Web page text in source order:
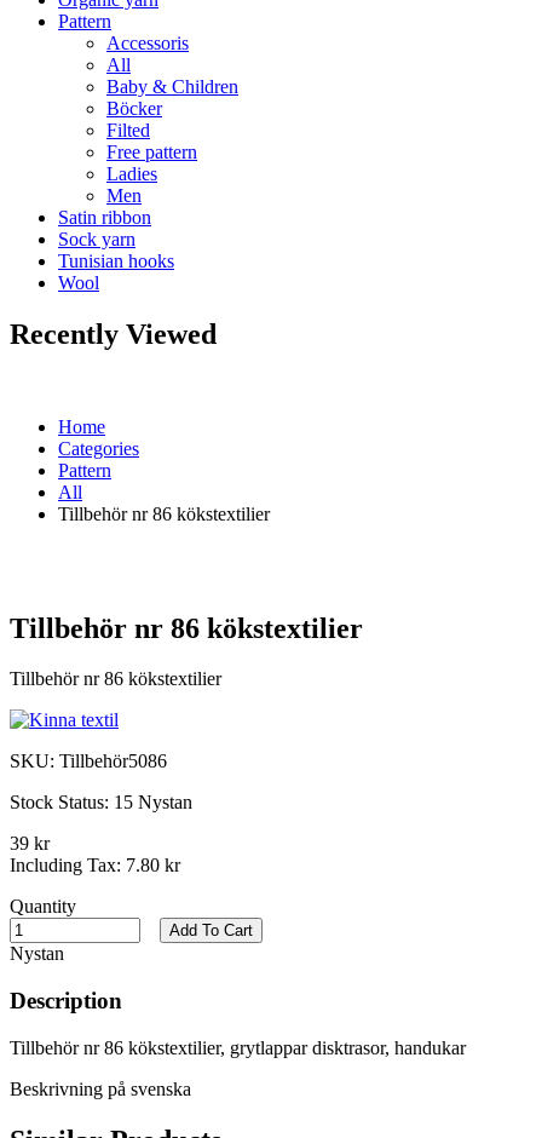
Pattern
Accessoris
All
Baby & Children
Böcker
Filted
Free pattern
Ladies
Men
Satin ribbon
Sock yarn
Tunisian hooks
Wool
Recently Viewed
Home
Categories
Pattern
All
Tillbehör nr 86 kökstextilier
Tillbehör nr 86 kökstextilier
Tillbehör nr 86 kökstextilier
SKU: Tillbehör5086
Stock Status: 15 Nystan
39 kr
Including Tax: 7.80 kr
Quantity
Nystan
Add To Cart
Description
Tillbehör nr 86 kökstextilier, grytlappar disktrasor, handukar
Beskrivning på svenska